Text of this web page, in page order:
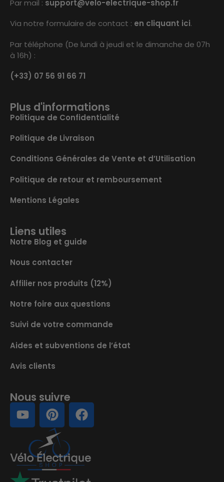
Par mail : support@velo-electrique-shop.fr
Via notre formulaire de contact : en cliquant ici.
Par téléphone (De lundi à jeudi et le dimanche de 07h
à 16h) :
(+33) 07 56 91 66 71
Plus d'informations
Politique de Confidentialité
Politique de Livraison
Conditions Générales de Vente et d’Utilisation
Politique de retour et remboursement
Mentions Légales
Liens utiles
Notre Blog et guide
Nous contacter
Affilier nos produits (12%)
Notre foire aux questions
Suivi de votre commande
Aides et subventions de l’état
Avis clients
Nous suivre